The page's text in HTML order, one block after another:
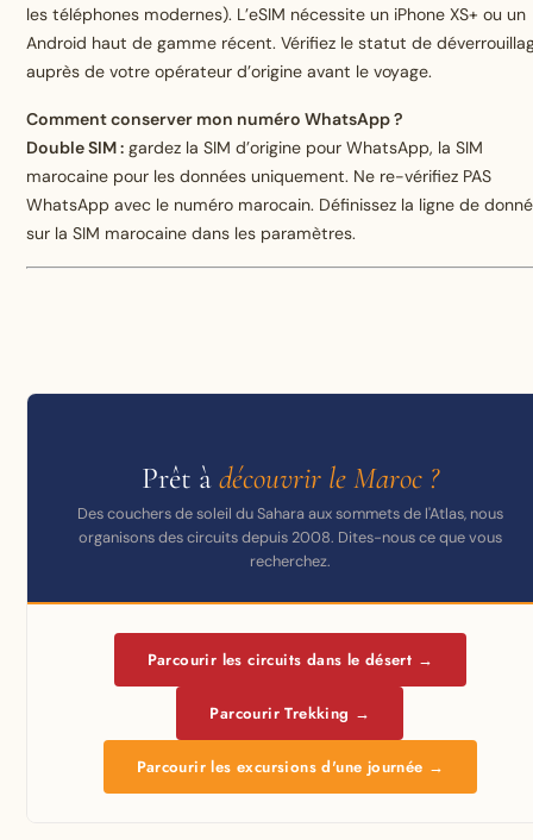
les téléphones modernes). L’eSIM nécessite un iPhone XS+ ou un
Android haut de gamme récent. Vérifiez le statut de
auprès de votre opérateur d’origine avant le voyage.
Comment conserver mon numéro WhatsApp ?
Double SIM : gardez la SIM d’origine pour WhatsApp, la SIM
marocaine pour les données uniquement. Ne re-vérifiez PAS
WhatsApp avec le numéro marocain. Définissez la ligne de
sur la SIM marocaine dans les paramètres.
Prêt àdécouvrir le Maroc ?
Des couchers de soleil du Sahara aux sommets de l'Atlas, nous
organisons des circuits depuis 2008. Dites-nous ce que vous
recherchez.
Parcourir les circuits dans le désert →
Parcourir Trekking →
Parcourir les excursions d'une journée →